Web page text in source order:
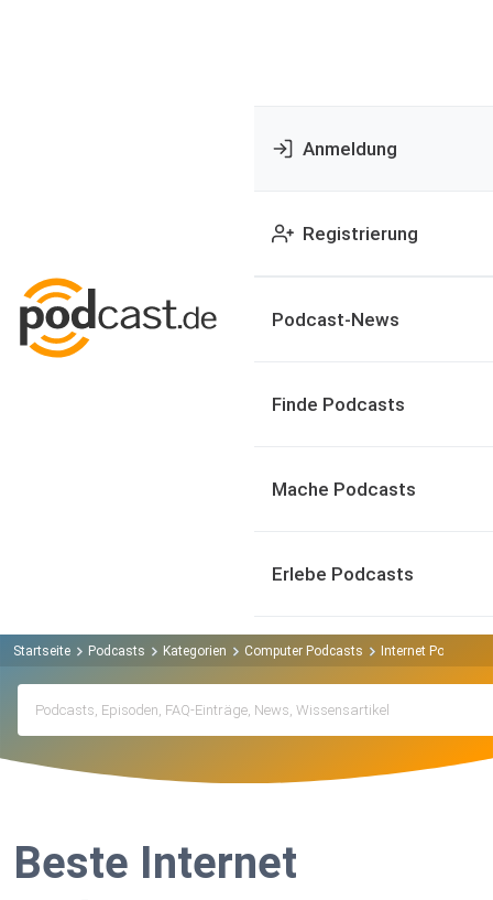
Anmeldung
Registrierung
Podcast-News
Finde Podcasts
Mache Podcasts
Erlebe Podcasts
Startseite Podcasts Kategorien Computer Podcasts Internet Podcasts
Beste Internet